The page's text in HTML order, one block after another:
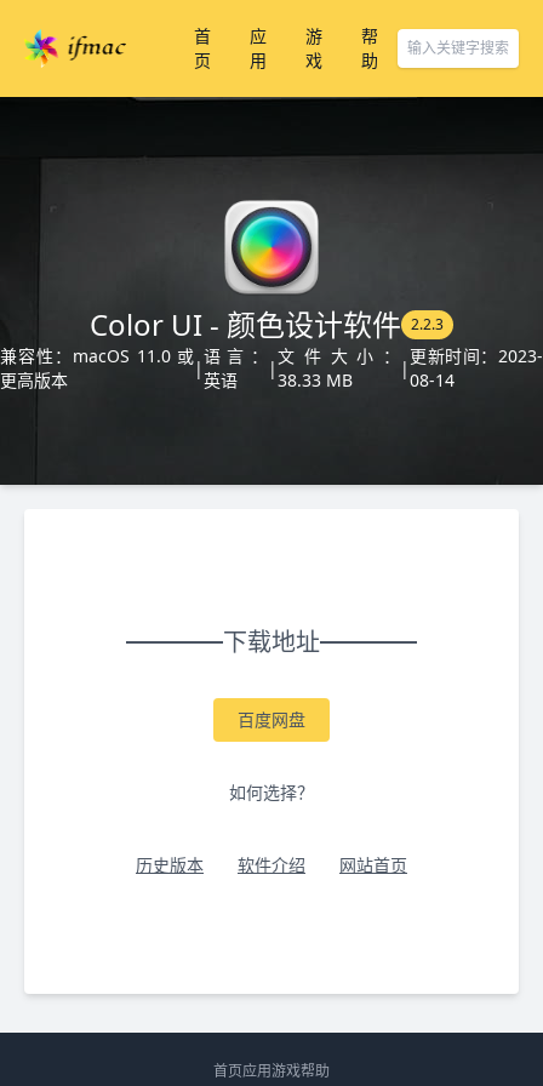
首
页
应
用
游
戏
帮
助
Color UI - 颜色设计软件 2.2.3
兼容性：macOS 11.0 或
更高版本
|
语言：
英语
|
文件大小：
38.33 MB
|
更新时间：2023-
08-14
下载地址
百度网盘
如何选择？
历史版本 软件介绍 网站首页
首页应用游戏帮助